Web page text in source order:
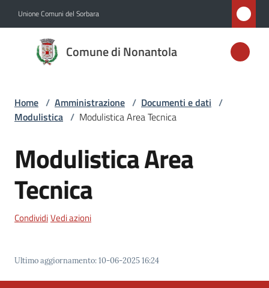
Unione Comuni del Sorbara
Comune di Nonantola
Comune di
Nonantola
Amministrazione
Menu selezionato
Nonantola
Home / Amministrazione / Documenti e dati /
Modulistica / Modulistica Area Tecnica
Modulistica Area
Tecnica
CondividiVedi azioni
Ultimo aggiornamento:10-06-2025 16:24